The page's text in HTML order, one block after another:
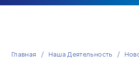
Главная Наша Деятельность